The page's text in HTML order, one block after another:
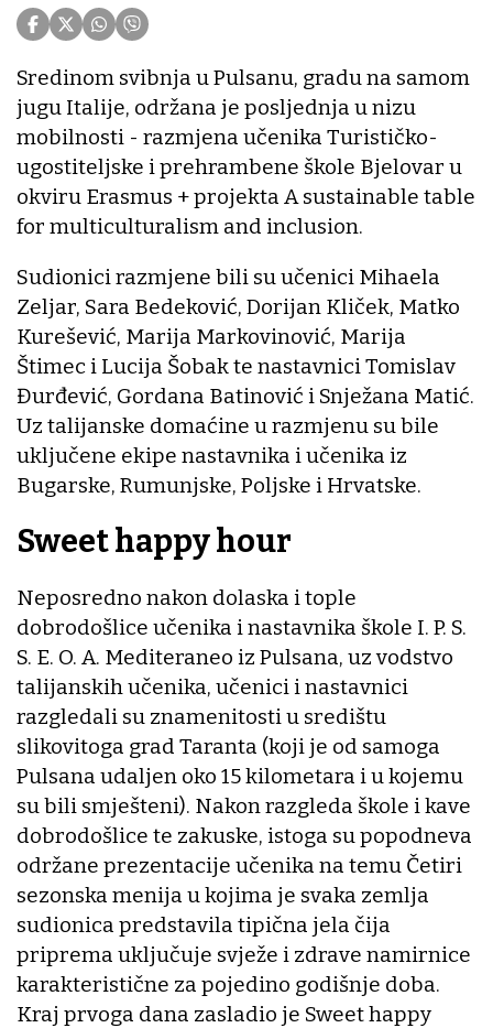
Sredinom svibnja u Pulsanu, gradu na samom
jugu Italije, održana je posljednja u nizu
mobilnosti - razmjena učenika Turističko-
ugostiteljske i prehrambene škole Bjelovar u
okviru Erasmus + projekta A sustainable table
for multiculturalism and inclusion.
Sudionici razmjene bili su učenici Mihaela
Zeljar, Sara Bedeković, Dorijan Kliček, Matko
Kurešević, Marija Markovinović, Marija
Štimec i Lucija Šobak te nastavnici Tomislav
Đurđević, Gordana Batinović i Snježana Matić.
Uz talijanske domaćine u razmjenu su bile
uključene ekipe nastavnika i učenika iz
Bugarske, Rumunjske, Poljske i Hrvatske.
Sweet happy hour
Neposredno nakon dolaska i tople
dobrodošlice učenika i nastavnika škole I. P. S.
S. E. O. A. Mediteraneo iz Pulsana, uz vodstvo
talijanskih učenika, učenici i nastavnici
razgledali su znamenitosti u središtu
slikovitoga grad Taranta (koji je od samoga
Pulsana udaljen oko 15 kilometara i u kojemu
su bili smješteni). Nakon razgleda škole i kave
dobrodošlice te zakuske, istoga su popodneva
održane prezentacije učenika na temu Četiri
sezonska menija u kojima je svaka zemlja
sudionica predstavila tipična jela čija
priprema uključuje svježe i zdrave namirnice
karakteristične za pojedino godišnje doba.
Kraj prvoga dana zasladio je Sweet happy